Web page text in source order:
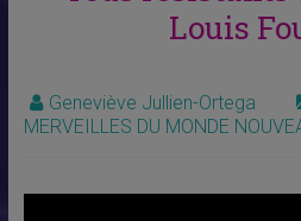
Louis
Geneviève Jullien-Ortega
MERVEILLES DU MONDE